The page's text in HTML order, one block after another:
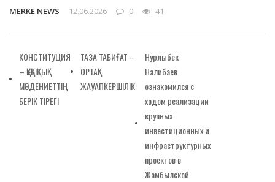
MERKE NEWS 12.06.2026 0 41
КОНСТИТУЦИЯ
– ҚҰҚЫҚТЫҚ
МӘДЕНИЕТТІҢ
БЕРІК ТІРЕГІ
ТАЗА ТАБИҒАТ –
ОРТАҚ
ЖАУАПКЕРШІЛІК
Нурлыбек
Налибаев
ознакомился с
ходом реализации
крупных
инвестиционных и
инфраструктурных
проектов в
Жамбылской